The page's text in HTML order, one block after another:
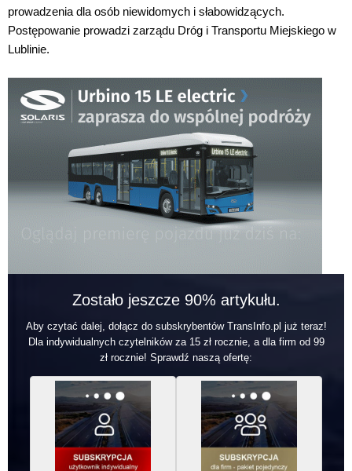
prowadzenia dla osób niewidomych i słabowidzących.
Postępowanie prowadzi zarządu Dróg i Transportu Miejskiego w
Lublinie.
Zostało jeszcze 90% artykułu.
Aby czytać dalej, dołącz do subskrybentów TransInfo.pl już teraz!
Dla indywidualnych czytelników za 15 zł rocznie, a dla firm od 99
zł rocznie! Sprawdź naszą ofertę: